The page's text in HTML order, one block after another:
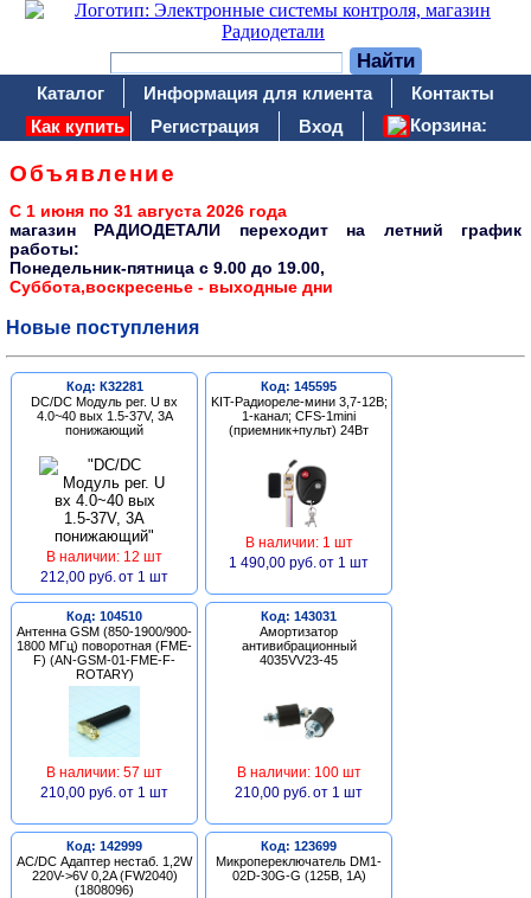
Каталог Информация для клиента
Контакты
Как купить
Регистрация Вход Корзина:
Объявление
С 1 июня по 31 августа 2026 года
магазин РАДИОДЕТАЛИ переходит на летний график
работы:
Понедельник-пятница c 9.00 до 19.00,
Суббота,воскресенье - выходные дни
Новые поступления
Код: К32281
DC/DC Модуль рег. U вх
4.0~40 вых 1.5-37V, 3A
понижающий
В наличии: 12 шт
212,00 руб. от 1 шт
Код: 145595
KIT-Радиореле-мини 3,7-12В;
1-канал; CFS-1mini
(приемник+пульт) 24Вт
В наличии: 1 шт
1 490,00 руб. от 1 шт
Код: 104510
Антенна GSM (850-1900/900-
1800 МГц) поворотная (FME-
F) (AN-GSM-01-FME-F-
ROTARY)
В наличии: 57 шт
210,00 руб. от 1 шт
Код: 143031
Амортизатор
антивибрационный
4035VV23-45
В наличии: 100 шт
210,00 руб. от 1 шт
Код: 142999
AC/DC Адаптер нестаб. 1,2W
220V->6V 0,2A (FW2040)
(1808096)
Код: 123699
Микропереключатель DM1-
02D-30G-G (125В, 1А)